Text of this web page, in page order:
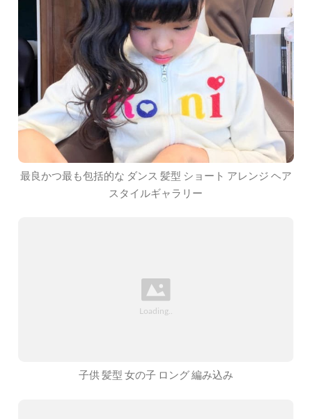
最良かつ最も包括的な ダンス 髪型 ショート アレンジ ヘア
スタイルギャラリー
子供 髪型 女の子 ロング 編み込み